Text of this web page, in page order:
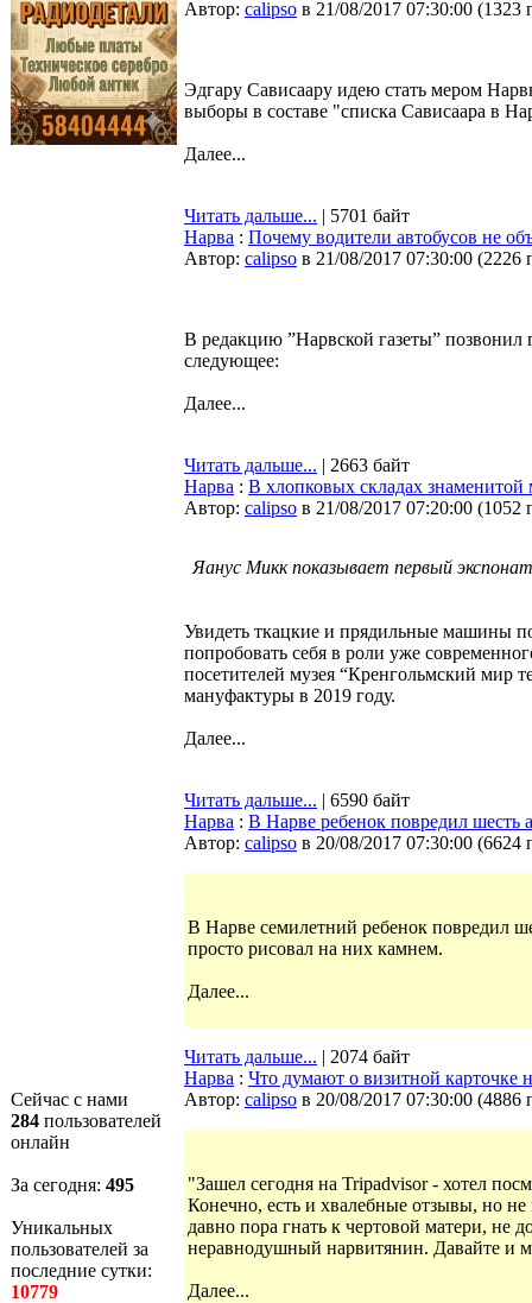
Сейчас с нами
284 пользователей
онлайн
За сегодня: 495
Уникальных
пользователей за
последние сутки:
10779
Автор: calipso в 21/08/2017 07:30:00 (1323
Эдгару Сависаару идею стать мером
выборы в составе "списка Сависаара в
Далее...
Читать дальше... | 5701 байт
Нарва : Почему водители автобусов не
Автор: calipso в 21/08/2017 07:30:00 (2226
В редакцию ”Нарвской газеты” позвонил
следующее:
Далее...
Читать дальше... | 2663 байт
Нарва : В хлопковых складах
Автор: calipso в 21/08/2017 07:20:00 (1052
Яанус Микк показывает первый
Увидеть ткацкие и прядильные машины
попробовать себя в роли уже
посетителей музея “Кренгольмский мир
мануфактуры в 2019 году.
Далее...
Читать дальше... | 6590 байт
Нарва : В Нарве ребенок повредил шесть
Автор: calipso в 20/08/2017 07:30:00 (6624
В Нарве семилетний ребенок повредил
просто рисовал на них камнем.
Далее...
Читать дальше... | 2074 байт
Нарва : Что думают о визитной карточке
Автор: calipso в 20/08/2017 07:30:00 (4886
"Зашел сегодня на Tripadvisor - хотел
Конечно, есть и хвалебные отзывы, но не
давно пора гнать к чертовой матери, не
неравнодушный нарвитянин. Давайте и
Далее...